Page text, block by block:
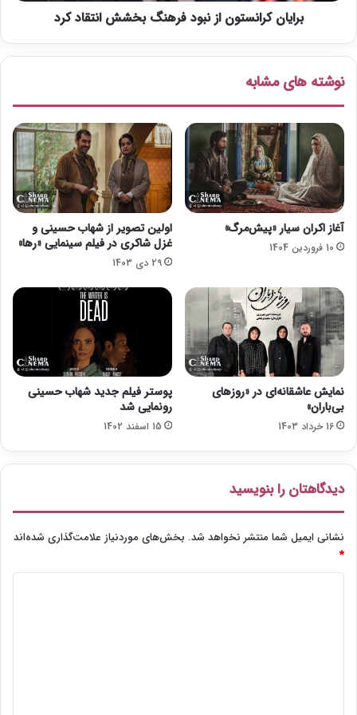
ب
م
ه
ن
ا
ن
و
ف
ر
ه
ن
خ
ش
ش
ا
ن
ت
ق
ا
ک
ر
د
برایان کرانستون از نبود فرهنگ بخشش انتقاد کرد
نوشته های مشابه
آغاز اکران سیار «پیش‌مرگ»
10 فروردین 1404
اولین تصویر از شهاب حسینی و
غزل شاکری در فیلم سینمایی «رها»
29 دی 1403
نمایش عاشقانه‌ای در «روزهای
بی‌باران»
16 خرداد 1403
پوستر فیلم جدید شهاب حسینی
رونمایی شد
15 اسفند 1402
دیدگاهتان را بنویسید
نشانی ایمیل شما منتشر نخواهد شد. بخش‌های موردنیاز علامت‌گذاری شده‌اند
*